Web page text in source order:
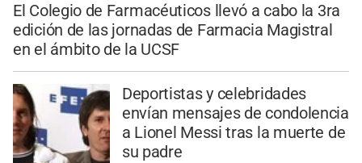
El Colegio de Farmacéuticos llevó a cabo la 3ra
edición de las jornadas de Farmacia Magistral
en el ámbito de la UCSF
Deportistas y celebridades
envían mensajes de condolencia
a Lionel Messi tras la muerte de
su padre